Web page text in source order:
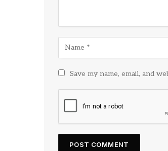
Save my name, email, and